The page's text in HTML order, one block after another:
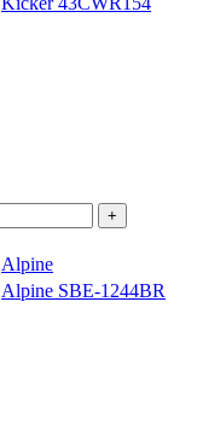
Alpine
Alpine SBE-1244BR